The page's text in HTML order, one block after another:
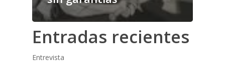
Entradas recientes
Entrevista